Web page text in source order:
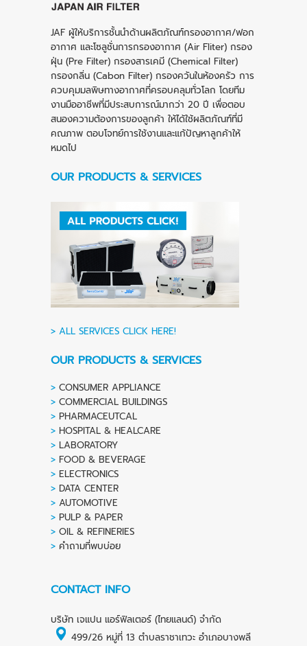
JAF ผู้ให้บริการชั้นนำด้านผลิตภัณฑ์กรองอากาศ/ฟอก
อากาศ และโซลูชั่นการกรองอากาศ (Air Fliter) กรอง
ฝุ่น (Pre Filter) กรองสารเคมี (Chemical Filter)
กรองกลิ่น (Cabon Filter) กรองควันในห้องครัว การ
ควบคุมมลพิษทางอากาศที่ครอบคลุมทั่วโลก โดยทีม
งานมืออาชีพที่มีประสบการณ์มากว่า 20 ปี เพื่อตอบ
สนองความต้องการของลูกค้า ให้ได้ใช้ผลิตภัณฑ์ที่มี
คณภาพ ตอบโจทย์การใช้งานและแก้ปัญหาลูกค้าให้
หมดไป
OUR PRODUCTS & SERVICES
> ALL SERVICES CLICK HERE!
OUR PRODUCTS & SERVICES
> CONSUMER APPLIANCE
> COMMERCIAL BUILDINGS
> PHARMACEUTCAL
> HOSPITAL & HEALCARE
> LABORATORY
> FOOD & BEVERAGE
> ELECTRONICS
> DATA CENTER
> AUTOMOTIVE
> PULP & PAPER
> OIL & REFINERIES
> คำถามที่พบบ่อย
CONTACT INFO
บริษัท เจแปน แอร์ฟิลเตอร์ (ไทยแลนด์) จำกัด
499/26 หมู่ที่ 13 ตำบลราชาเทวะ อำเภอบางพลี